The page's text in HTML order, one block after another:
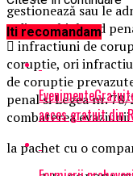
gestionează sau le
1 din vechiul Cod
 infractiuni de
coruptie, ori
de coruptie
penal si Legea nr.
combaterea evaziunii
la pachet cu o
Iti recomandam
acces gratuit din